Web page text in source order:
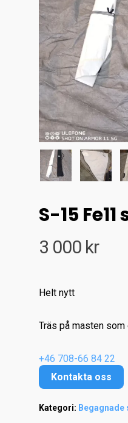
S-15
3 000 kr
Helt nytt
Träs på masten
+46 708-66 84 22
Kontakta oss
Kategori: Begagnade